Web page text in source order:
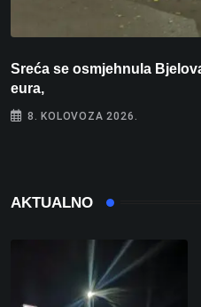
Sreća se osmjehnula
eura,
8. KOLOVOZA 2026.
AKTUALNO